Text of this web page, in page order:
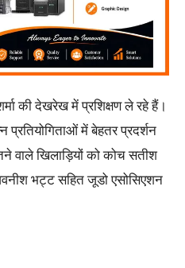
की देखरेख में प्रशिक्षण ले रहे हैं।
प्रतियोगिताओं में बेहतर प्रदर्शन
खिलाड़ियों को कोच सतीश
भट्ट सहित जूडो एसोसिएशन